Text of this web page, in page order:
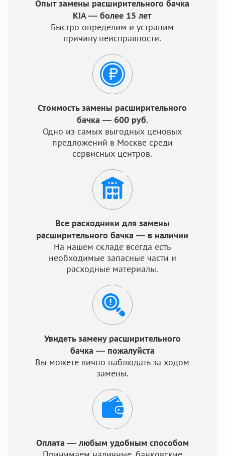
Опыт замены расширительного бачка
KIA — более 15 лет
Быстро определим и устраним
причину неисправности.
Стоимость замены расширительного
бачка — 600 руб.
Одно из самых выгодных ценовых
предложений в Москве среди
сервисных центров.
Все расходники для замены
расширительного бачка — в наличии
На нашем складе всегда есть
необходимые запасные части и
расходные материалы.
Увидеть замену расширительного
бачка — пожалуйста
Вы можете лично наблюдать за ходом
замены.
Оплата — любым удобным способом